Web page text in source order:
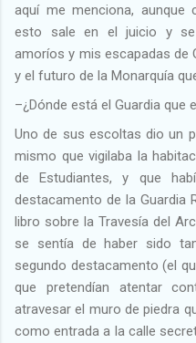
aquí me menciona, aunque
esto sale en el juicio y
amoríos y mis escapadas de
y el futuro de la Monarquía
–¿Dónde está el Guardia que
Uno de sus escoltas dio un
mismo que vigilaba la
de Estudiantes, y que
destacamento de la Guardia
libro sobre la Travesía del
se sentía de haber sido
segundo destacamento (el
que pretendían atentar
atravesar el muro de piedra
como entrada a la calle